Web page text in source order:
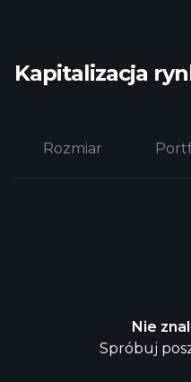
Kapitalizacja
Rozmiar
Nie
Spróbuj